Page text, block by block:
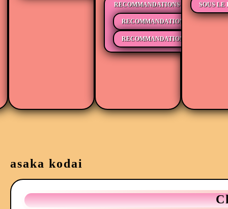
RECOMMANDATIONS
RECOMMANDATIONS MÉDIAS
RECOMMANDATIONS LECTURE
SOUS
asaka kodai